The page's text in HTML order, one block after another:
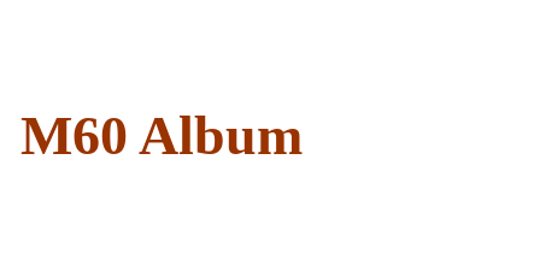
M60 Album